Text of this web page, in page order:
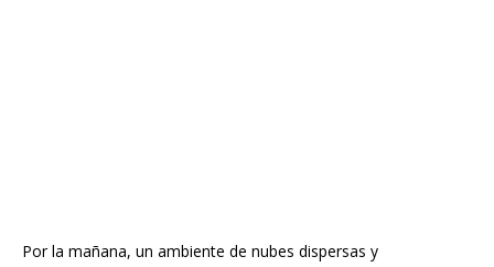
Por la mañana, un ambiente de nubes dispersas y